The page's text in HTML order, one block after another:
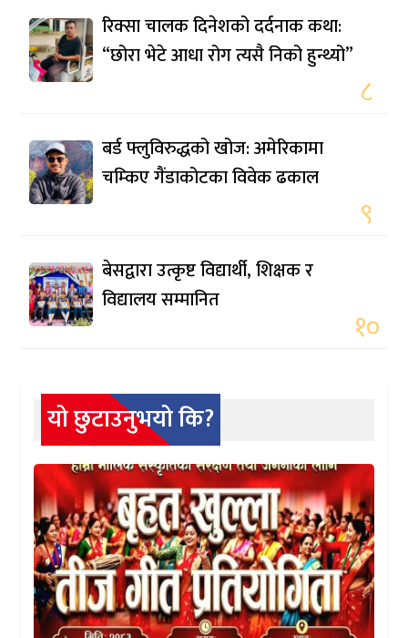
रिक्सा चालक दिनेशको दर्दनाक कथा:
“छोरा भेटे आधा रोग त्यसै निको हुन्थ्यो”
८
बर्ड फ्लुविरुद्धको खोज: अमेरिकामा
चम्किए गैंडाकोटका विवेक ढकाल
९
बेसद्वारा उत्कृष्ट विद्यार्थी, शिक्षक र
विद्यालय सम्मानित
१०
यो छुटाउनुभयो कि?